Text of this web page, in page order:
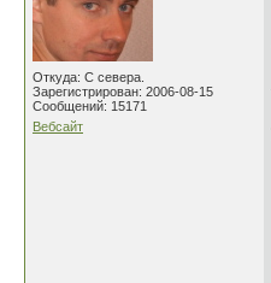
Откуда: С севера.
Зарегистрирован: 2006-08-15
Сообщений: 15171
Вебсайт